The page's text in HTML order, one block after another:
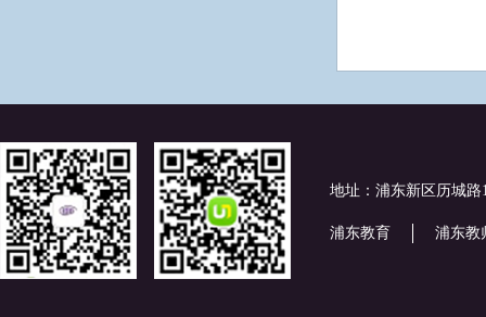
地址：浦东新区
浦东教育 浦东教